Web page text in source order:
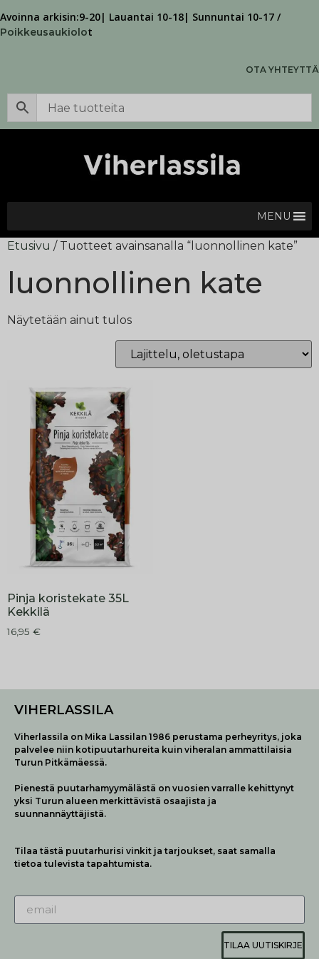
Avoinna arkisin:9-20| Lauantai 10-18| Sunnuntai 10-17 /
Poikkeusaukiolot
OTA YHTEYTTÄ
MENU
Etusivu / Tuotteet avainsanalla “luonnollinen kate”
luonnollinen kate
Näytetään ainut tulos
Pinja koristekate 35L
Kekkilä
16,95 €
VIHERLASSILA
Viherlassila on Mika Lassilan 1986 perustama perheyritys, joka
palvelee niin kotipuutarhureita kuin viheralan ammattilaisia
Turun Pitkämäessä.
Pienestä puutarhamyymälästä on vuosien varralle kehittynyt
yksi Turun alueen merkittävistä osaajista ja
suunnannäyttäjistä.
Tilaa tästä puutarhurisi vinkit ja tarjoukset, saat samalla
tietoa tulevista tapahtumista.
TILAA UUTISKIRJE